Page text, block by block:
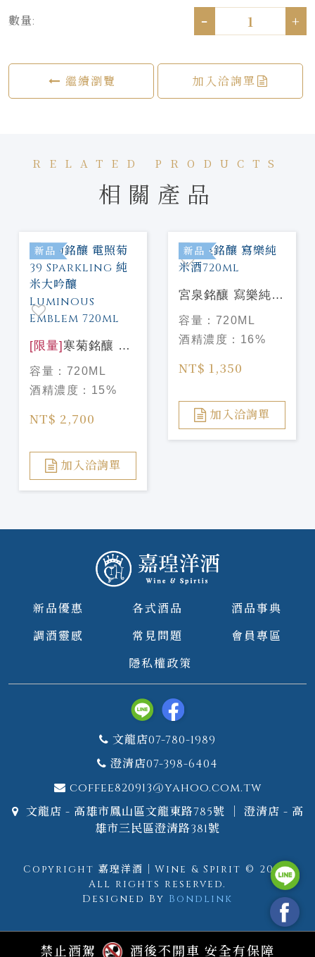
數量: - +
繼續瀏覽 加入洽詢單
RELATED PRODUCTS
相關產品
新品
[限量] 寒菊銘釀 電
照菊 39 Sparkling
純米大吟釀
Luminous
Emblem 720ml
容量： 720ML
酒精濃度： 15%
NT$ 2,700
加入洽詢單
新品
宮泉銘釀 寫樂純米
酒720ml
容量： 720ML
酒精濃度： 16%
NT$ 1,350
加入洽詢單
新品優惠 各式酒品
酒品事典
調酒靈感
常見問題
會員專區
隱私權政策
文龍店07-780-1989
澄清店07-398-6404
coffee820913@yahoo.com.tw
文龍店 - 高雄市鳳山區文龍東路785號 ｜ 澄清店 - 高
雄市三民區澄清路381號
Copyright 嘉瑝洋酒｜Wine & Spirit © 2026.
All rights reserved.
Designed By Bondlink
禁止酒駕 酒後不開車 安全有保障